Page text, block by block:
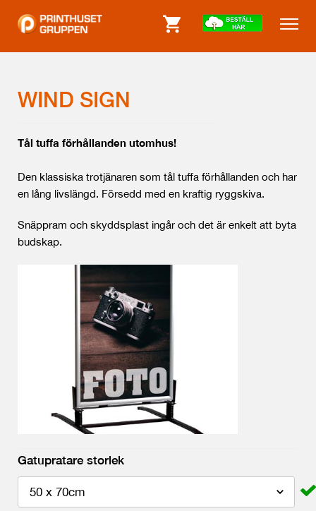
WIND SIGN
Tål tuffa förhållanden utomhus!
Den klassiska trotjänaren som tål tuffa förhållanden och har
en lång livslängd. Försedd med en kraftig ryggskiva.
Snäppram och skyddsplast ingår och det är enkelt att byta
budskap.
Gatupratare storlek